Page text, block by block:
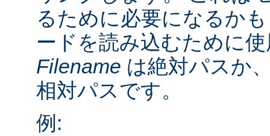
るために必要になるか
ードを読み込むために
Filename は絶対パスか
相対パスです。
例: